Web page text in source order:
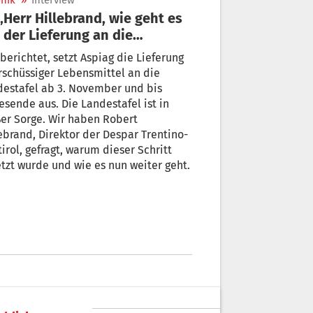
Lieferung an die
weiter?“
setzt Aspiag die Lieferung
Lebensmittel an die
ab 3. November und bis
Die Landestafel ist in
Sorge. Wir haben Robert
Direktor der Despar Trentino-
gefragt, warum dieser Schritt
wurde und wie es nun weiter geht.